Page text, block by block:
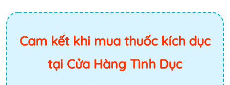
Cam kết khi mua thuốc kích dục
tại Cửa Hàng Tình Dục